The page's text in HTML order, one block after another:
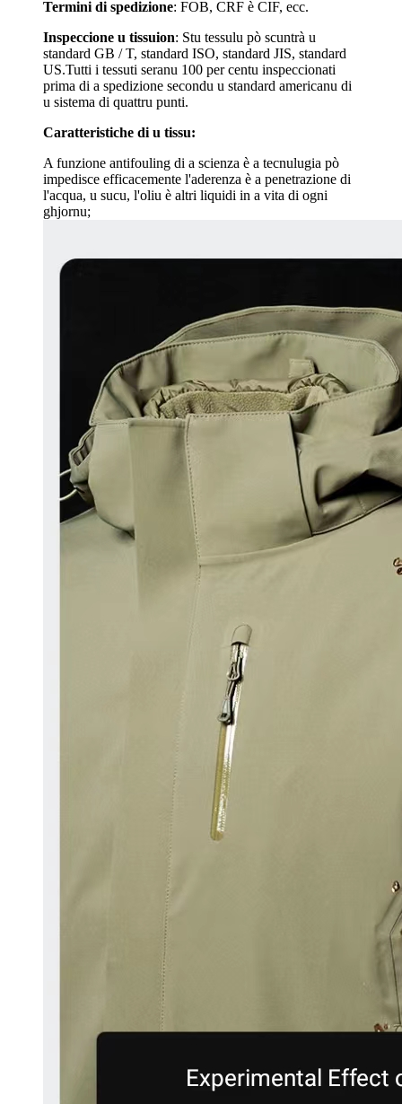
Termini di spedizione: FOB, CRF è CIF, ecc.
Inspeccione u tissuion: Stu tessulu pò scuntrà u
standard GB / T, standard ISO, standard JIS, standard
US.Tutti i tessuti seranu 100 per centu inspeccionati
prima di a spedizione secondu u standard americanu di
u sistema di quattru punti.
Caratteristiche di u tissu:
A funzione antifouling di a scienza è a tecnulugia pò
impedisce efficacemente l'aderenza è a penetrazione di
l'acqua, u sucu, l'oliu è altri liquidi in a vita di ogni
ghjornu;